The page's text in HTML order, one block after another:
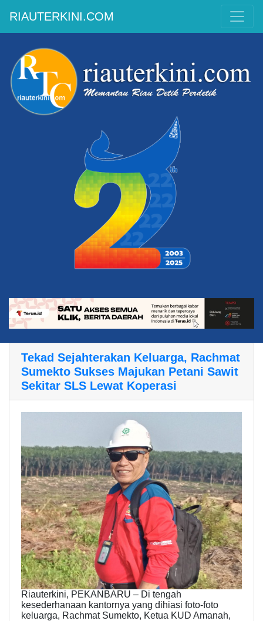
RIAUTERKINI.COM
Tekad Sejahterakan Keluarga, Rachmat
Sumekto Sukses Majukan Petani Sawit
Sekitar SLS Lewat Koperasi
Riauterkini, PEKANBARU – Di tengah
kesederhanaan kantornya yang dihiasi foto-foto
keluarga, Rachmat Sumekto, Ketua KUD Amanah,